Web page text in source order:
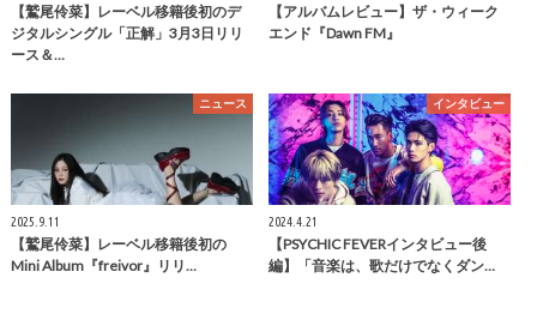
【鷲尾伶菜】レーベル移籍後初のデ
ジタルシングル「正解」3月3日リリ
ース＆…
【アルバムレビュー】ザ・ウィーク
エンド『Dawn FM』
ニュース
2025.9.11
【鷲尾伶菜】レーベル移籍後初の
Mini Album『freivor』リリ…
インタビュー
2024.4.21
【PSYCHIC FEVERインタビュー後
編】「音楽は、歌だけでなくダン…